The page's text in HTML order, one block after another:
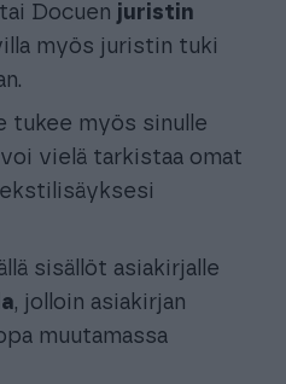
Docuen juristin
myös juristin tuki
tukee myös sinulle
voi vielä tarkistaa omat
sisällöt asiakirjalle
, jolloin asiakirjan
muutamassa